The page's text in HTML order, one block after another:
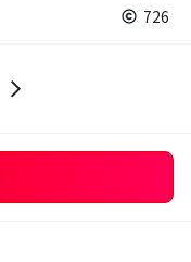
726